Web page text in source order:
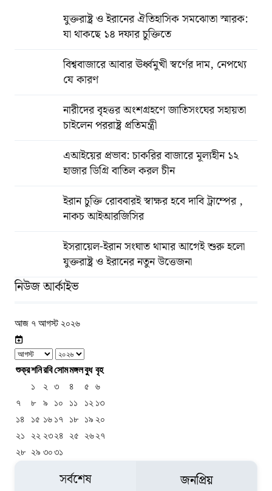
যুক্তরাষ্ট্র ও ইরানের ঐতিহাসিক সমঝোতা স্মারক:
যা থাকছে ১৪ দফার চুক্তিতে
বিশ্ববাজারে আবার ঊর্ধ্বমুখী স্বর্ণের দাম, নেপথ্যে
যে কারণ
নারীদের বৃহত্তর অংশগ্রহণে জাতিসংঘের সহায়তা
চাইলেন পররাষ্ট্র প্রতিমন্ত্রী
এআইয়ের প্রভাব: চাকরির বাজারে মূল্যহীন ১২
হাজার ডিগ্রি বাতিল করল চীন
ইরান চুক্তি রোববারই স্বাক্ষর হবে দাবি ট্রাম্পের ,
নাকচ আইআরজিসির
ইসরায়েল-ইরান সংঘাত থামার আগেই শুরু হলো
যুক্তরাষ্ট্র ও ইরানের নতুন উত্তেজনা
নিউজ আর্কাইভ
আজ ৭ আগস্ট ২০২৬
শুক্রশনিরবিসোমমঙ্গলবুধ বৃহ
১
২ ৩ ৪ ৫
৬
৭
৮ ৯ ১০ ১১ ১২ ১৩
১৪
১৫ ১৬ ১৭ ১৮ ১৯ ২০
২১
২২ ২৩২৪ ২৫ ২৬২৭
২৮ ২৯ ৩০৩১
সর্বশেষ জনপ্রিয়